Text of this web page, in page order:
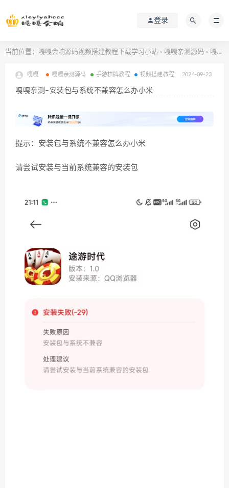
登录
当前位置： 嘎嘎会响源码视频搭建教程下载学习小站 > 嘎嘎亲测源码 > 嘎嘎亲测–安装包与系统不兼容怎么办小米
嘎嘎 嘎嘎亲测源码 手游棋牌教程 视频搭建教程 2024-09-23
嘎嘎亲测–安装包与系统不兼容怎么办小米
提示：安装包与系统不兼容怎么办小米
请尝试安装与当前系统兼容的安装包